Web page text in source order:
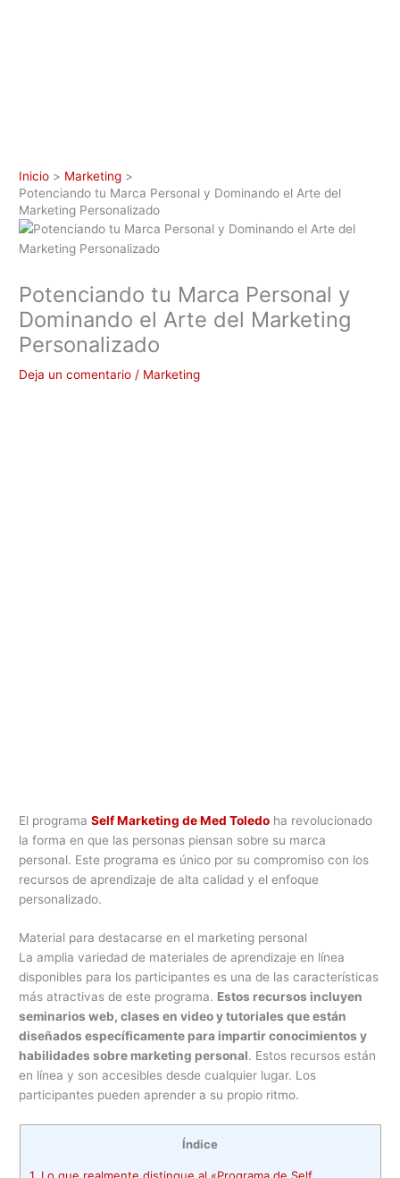
Inicio
Marketing
Potenciando tu Marca Personal y Dominando el Arte del
Marketing Personalizado
Potenciando tu Marca Personal y
Dominando el Arte del Marketing
Personalizado
Deja un comentario / Marketing
El programaSelf Marketing de Med Toledo ha revolucionado
la forma en que las personas piensan sobre su marca
personal. Este programa es único por su compromiso con los
recursos de aprendizaje de alta calidad y el enfoque
personalizado.
Material para destacarse en el marketing personal
La amplia variedad de materiales de aprendizaje en línea
disponibles para los participantes es una de las características
más atractivas de este programa. Estos recursos incluyen
seminarios web, clases en video y tutoriales que están
diseñados específicamente para impartir conocimientos y
habilidades sobre marketing personal. Estos recursos están
en línea y son accesibles desde cualquier lugar. Los
participantes pueden aprender a su propio ritmo.
Índice